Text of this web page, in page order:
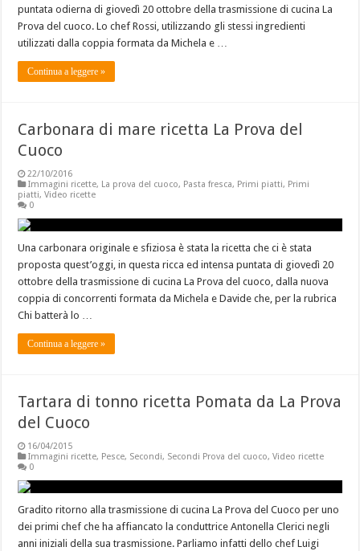
puntata odierna di giovedì 20 ottobre della trasmissione di cucina La
Prova del cuoco. Lo chef Rossi, utilizzando gli stessi ingredienti
utilizzati dalla coppia formata da Michela e …
Continua a leggere »
Carbonara di mare ricetta La Prova del
Cuoco
22/10/2016
Immagini ricette, La prova del cuoco, Pasta fresca, Primi piatti, Primi
piatti,Video ricette
0
Una carbonara originale e sfiziosa è stata la ricetta che ci è stata
proposta quest’oggi, in questa ricca ed intensa puntata di giovedì 20
ottobre della trasmissione di cucina La Prova del cuoco, dalla nuova
coppia di concorrenti formata da Michela e Davide che, per la rubrica
Chi batterà lo …
Continua a leggere »
Tartara di tonno ricetta Pomata da La Prova
del Cuoco
16/04/2015
Immagini ricette, Pesce, Secondi, Secondi Prova del cuoco,Video ricette
0
Gradito ritorno alla trasmissione di cucina La Prova del Cuoco per uno
dei primi chef che ha affiancato la conduttrice Antonella Clerici negli
anni iniziali della sua trasmissione. Parliamo infatti dello chef Luigi